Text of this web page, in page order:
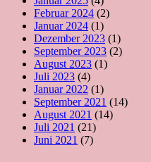
Februar 2024 (2)
Januar 2024 (1)
Dezember 2023 (1)
September 2023 (2)
August 2023 (1)
Juli 2023 (4)
Januar 2022 (1)
September 2021 (14)
August 2021 (14)
Juli 2021 (21)
Juni 2021 (7)